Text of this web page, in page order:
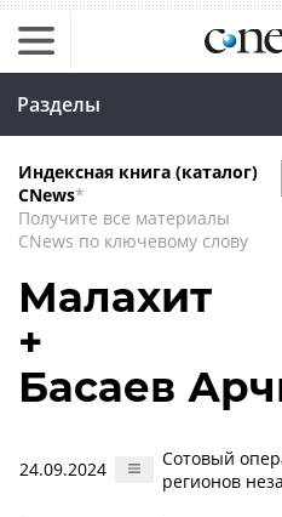
Разделы
Индексная книга (каталог)
CNews*
Получите все материалы
CNews по ключевому слову
Малахит
+
Басаев
24.09.2024
Сотовый
регионов